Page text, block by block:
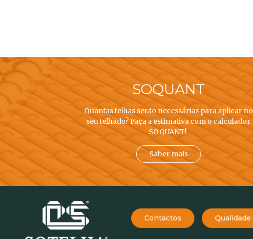
SOQUANT
Quantas telhas serão necessárias para aplicar no
seu telhado? Faça a estimativa com o calculador
SOQUANT!
Saber mais
Contactos Qualidade